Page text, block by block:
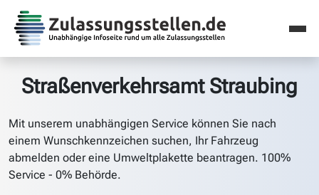
Straßenverkehrsamt Straubing
Mit unserem unabhängigen Service können Sie nach
einem Wunschkennzeichen suchen, Ihr Fahrzeug
abmelden oder eine Umweltplakette beantragen. 100%
Service - 0% Behörde.